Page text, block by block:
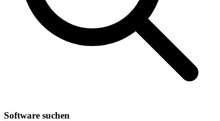
Software suchen